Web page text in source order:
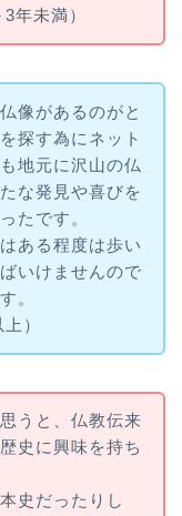
年未満）
像があるのがと
探す為にネット
地元に沢山の仏
な発見や喜びを
たです。
ある程度は歩い
いけませんので
。
）
うと、仏教伝来
史に興味を持ち
史だったりし